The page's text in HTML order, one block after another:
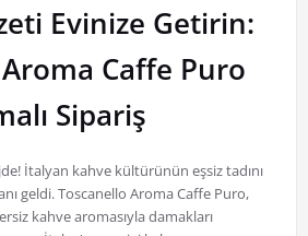
Evinize Getirin:
Caffe Puro
Sipariş
İtalyan kahve kültürünün eşsiz tadını
geldi. Toscanello Aroma Caffe Puro,
kahve aromasıyla damakları